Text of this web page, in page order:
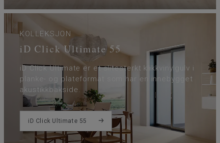
KOLLEKSJON
iD Click Ultimate 55
iD Click Ultimate er et slitesterkt klikkvinylgulv i
planke- og plateformat som har en innebygget
akustikkbakside.
iD Click Ultimate 55